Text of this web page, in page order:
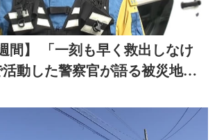
間】 「一刻も早く救出しなけ
動した警察官が語る被災地の